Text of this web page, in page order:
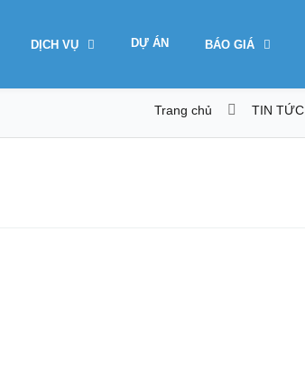
DỊCH VỤ DỰ ÁN BÁO GIÁ
Trang chủ TIN TỨC